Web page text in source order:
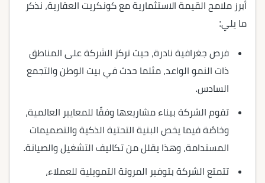
أبرز ملامح القيمة الاستثمارية مع كونكريت العقارية، نذكر
ما يلي:
فرص جغرافية نادرة، حيث تركز الشركة على المناطق
ذات النمو الواعد، مثلما حدث في بيت الوطن والتجمع
السادس.
تقوم الشركة ببناء مشاريعها وفقًا للمعايير العالمية،
وخاصًة فيما يخص البنية التحتية الذكية والتصميمات
المستدامة، وهذا يقلل من تكاليف التشغيل والصيانة.
تتمتع الشركة بتوفير المرونة التمويلية للعملاء،